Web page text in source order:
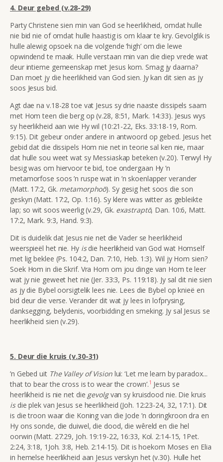
4. Deur gebed (v.28-29)
Party Christene sien min van God se heerlikheid, omdat hulle
nie bid nie of omdat hulle haastig is om klaar te kry. Gevolglik is
hulle alewig opsoek na die volgende ‘high’ om die lewe
opwindend te maak. Hulle verstaan min van die diep vrede wat
deur intieme gemeenskap met Jesus kom. Smag jy daarna?
Dan moet jy die heerlikheid van God sien. Jy kan dit sien as jy
soos Jesus bid.
Agt dae na v.18-28 toe vat Jesus sy drie naaste dissipels saam
met Hom teen die berg op (v.28, 8:51, Mark. 14:33). Jesus wys
sy heerlikheid aan wie Hy wil (10:21-22, Eks. 33:18-19, Rom.
9:15). Dit gebeur onder andere in antwoord op gebed. Jesus het
gebid dat die dissipels Hom nie net in teorie sal ken nie, maar
dat hulle sou weet wat sy Messiaskap beteken (v.20). Terwyl Hy
besig was om hiervoor te bid, toe ondergaan Hy ’n
metamorfose soos ’n ruspe wat in ’n skoenlapper verander
(Matt. 17:2, Gk. metamorphoō). Sy gesig het soos die son
geskyn (Matt. 17:2, Op. 1:16). Sy klere was witter as gebleikte
lap; so wit soos weerlig (v.29, Gk. exastraptō, Dan. 10:6, Matt.
17:2, Mark. 9:3, Hand. 9:3).
Dit is duidelik dat Jesus nie net die Vader se heerlikheid
weerspieël het nie. Hy isdie heerlikheid van God wat Homself
met lig beklee (Ps. 104:2, Dan. 7:10, Heb. 1:3). Wil jy Hom sien?
Soek Hom in die Skrif. Vra Hom om jou dinge van Hom te leer
wat jy nie geweet het nie (Jer. 33:3, Ps. 119:18). Jy sal dit nie sien
as jy die Bybel oorsigtelik lees nie. Lees die Bybel op knieë en
bid deur die verse. Verander dit wat jy lees in lofprysing,
danksegging, belydenis, voorbidding en smeking. Jy sal Jesus se
heerlikheid sien (v.29).
5. Deur die kruis (v.30-31)
’n Gebed uit The Valley of Vision lui: ‘Let me learn by paradox...
that to bear the cross is to wear the crown’.1 Jesus se
heerlikheid is nie net die gevolgvan sy kruisdood nie. Die kruis
isdie plek van Jesus se heerlikheid(Joh. 12:23-24, 32, 17:1 ). Dit
is die troon waar die Koning van die Jode ’n doringkroon dra en
Hy ons sonde, die duiwel, die dood, die wêreld en die hel
oorwin (Matt. 27:29, Joh. 19:19-22, 16:33, Kol. 2:14-15, 1Pet.
2:24, 3:18, 1Joh. 3:8, Heb. 2:14-15). Dit is hoekom Moses en Elia
in hemelse heerlikheid aan Jesus verskyn het (v.30). Hulle het